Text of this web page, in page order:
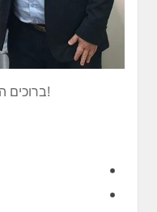
ברוכים השבים דני, ושהיה לכולנו בהצלחה!